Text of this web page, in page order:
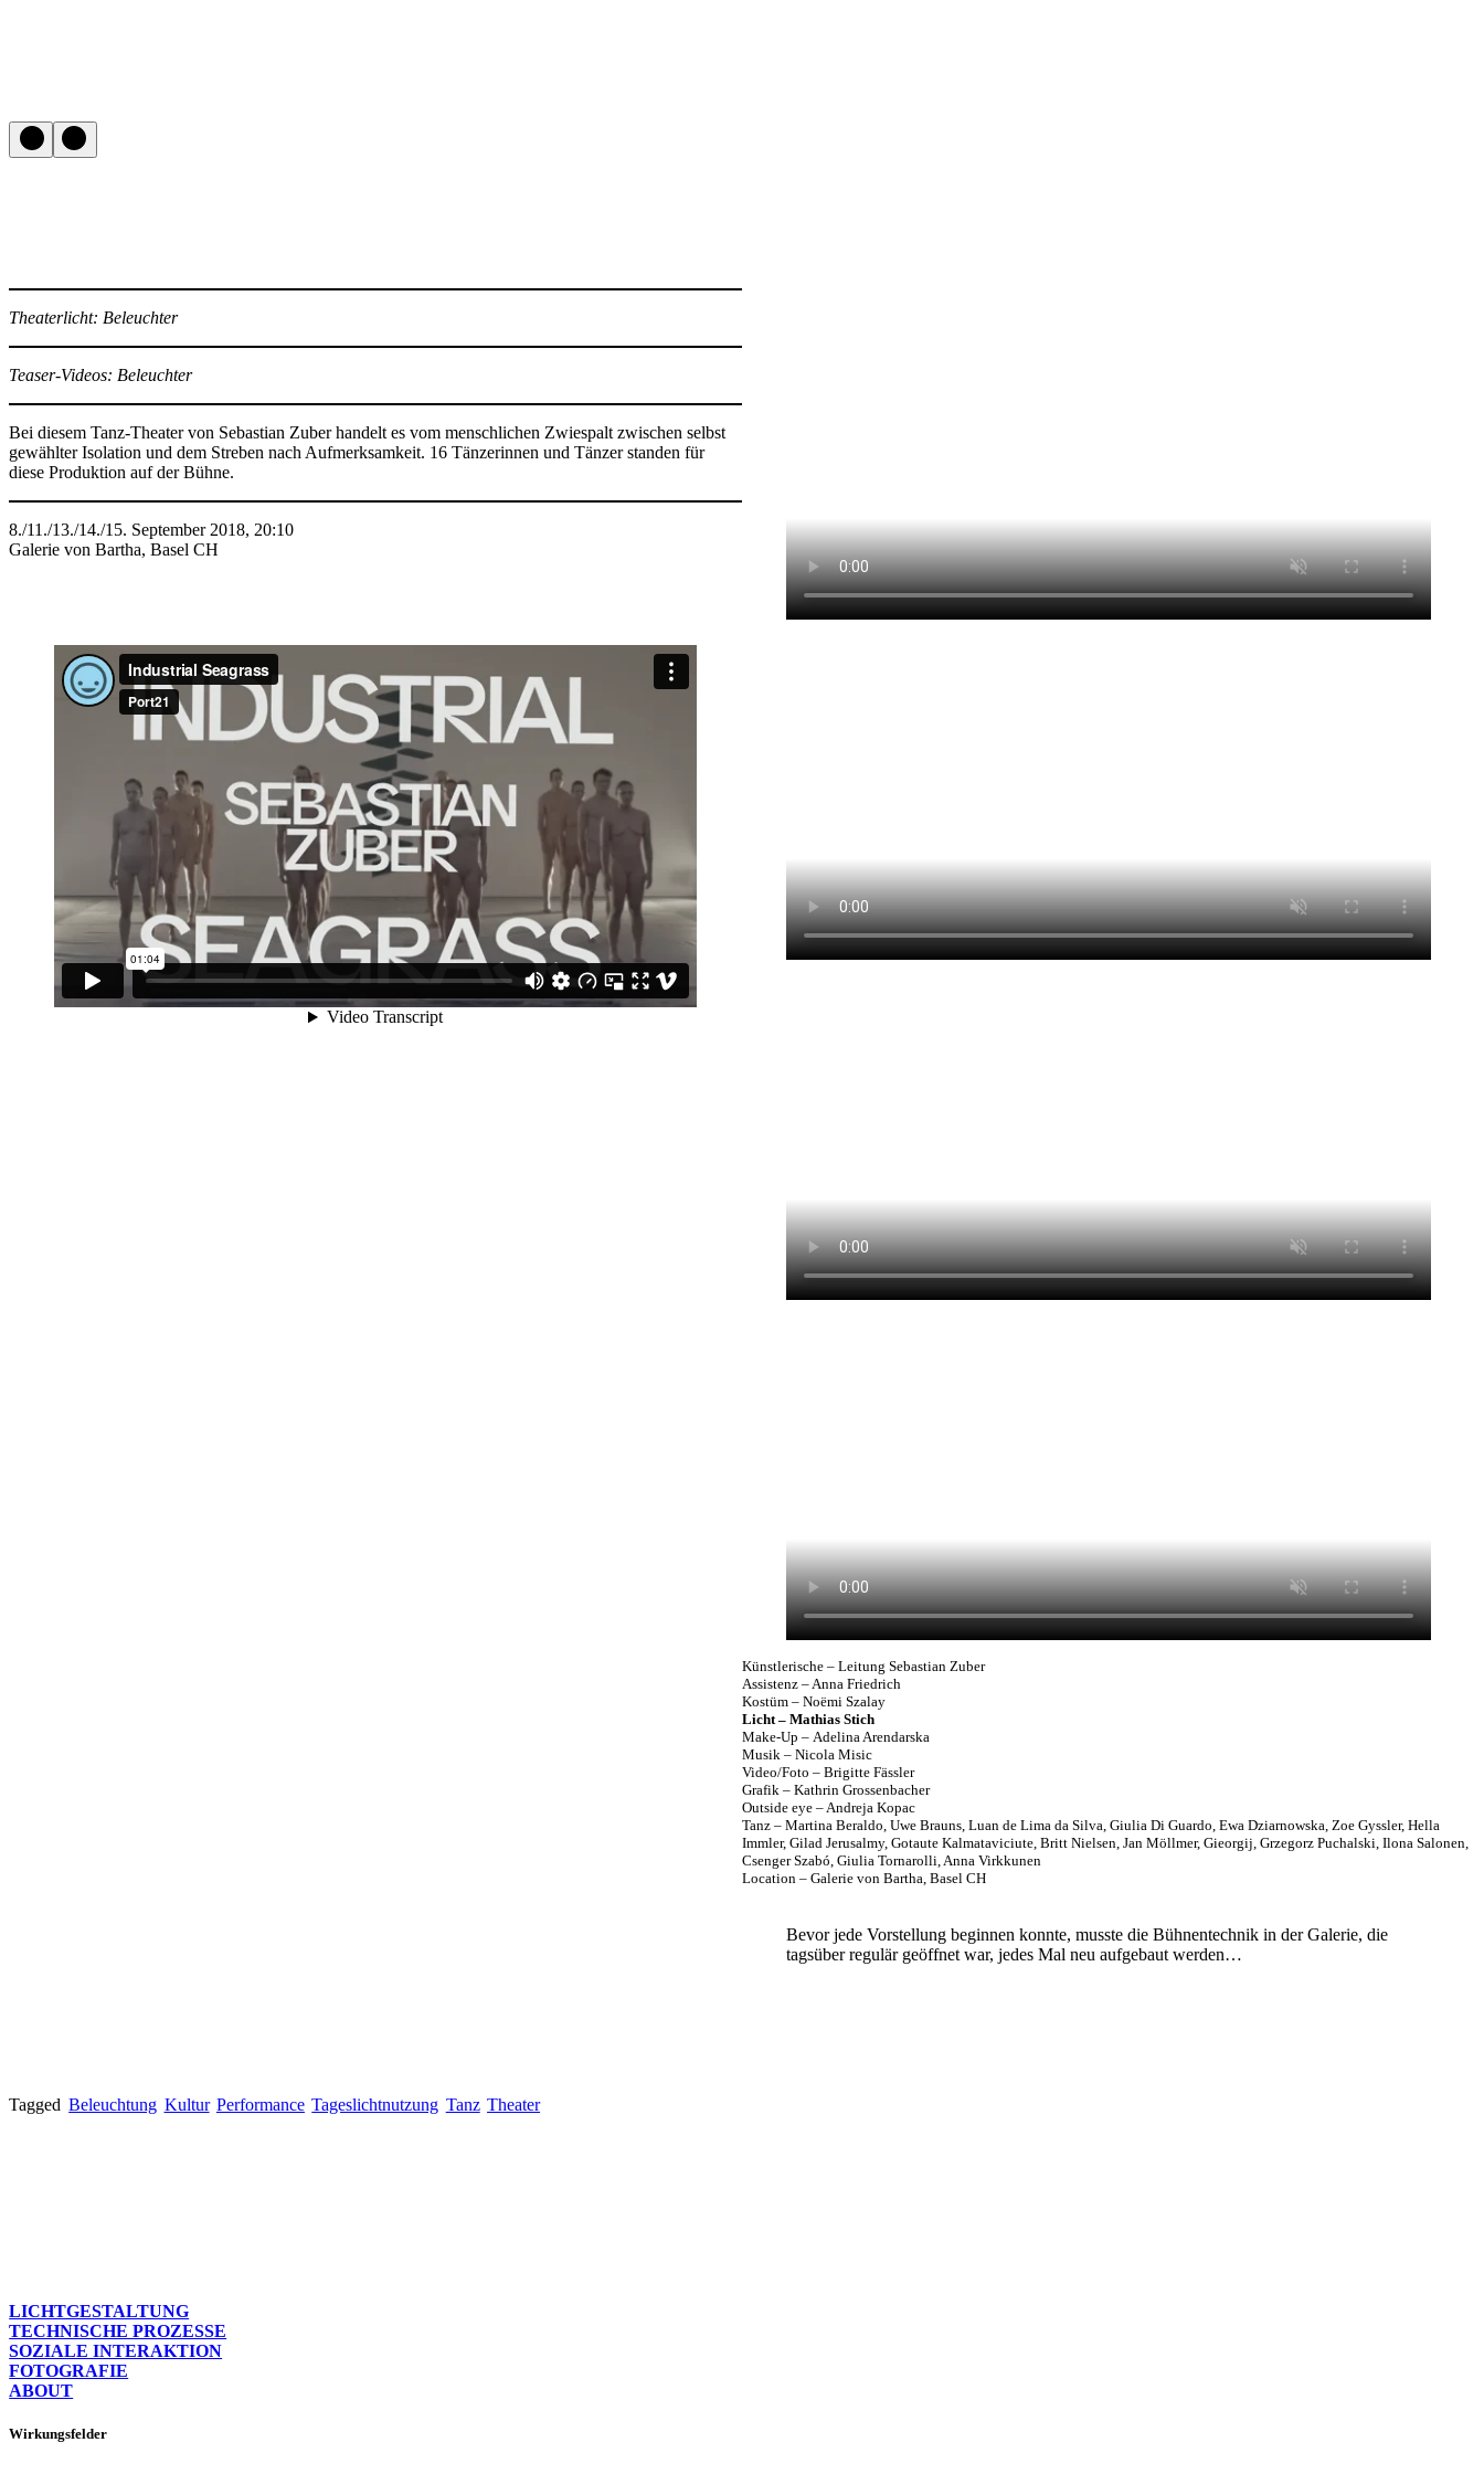
Theaterlicht: Beleuchter
Teaser-Videos: Beleuchter
Bei diesem Tanz-Theater von Sebastian Zuber handelt es vom menschlichen Zwiespalt zwischen selbst
gewählter Isolation und dem Streben nach Aufmerksamkeit. 16 Tänzerinnen und Tänzer standen für
diese Produktion auf der Bühne.
8./11./13./14./15. September 2018, 20:10
Galerie von Bartha, Basel CH
Künstlerische – Leitung Sebastian Zuber
Assistenz – Anna Friedrich
Kostüm – Noëmi Szalay
Licht – Mathias Stich
Make-Up – Adelina Arendarska
Musik – Nicola Misic
Video/Foto – Brigitte Fässler
Grafik – Kathrin Grossenbacher
Outside eye – Andreja Kopac
Tanz – Martina Beraldo, Uwe Brauns, Luan de Lima da Silva, Giulia Di Guardo, Ewa Dziarnowska, Zoe Gyssler, Hella
Immler, Gilad Jerusalmy, Gotaute Kalmataviciute, Britt Nielsen, Jan Möllmer, Gieorgij, Grzegorz Puchalski, Ilona Salonen,
Csenger Szabó, Giulia Tornarolli, Anna Virkkunen
Location – Galerie von Bartha, Basel CH
Bevor jede Vorstellung beginnen konnte, musste die Bühnentechnik in der Galerie, die
tagsüber regulär geöffnet war, jedes Mal neu aufgebaut werden…
Tagged Beleuchtung Kultur Performance Tageslichtnutzung Tanz Theater
LICHTGESTALTUNG
TECHNISCHE PROZESSE
SOZIALE INTERAKTION
FOTOGRAFIE
ABOUT
Wirkungsfelder